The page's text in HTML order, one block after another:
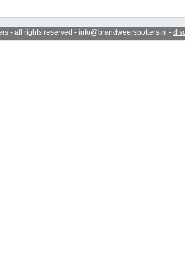
- all rights reserved - info@brandweerspotters.nl -